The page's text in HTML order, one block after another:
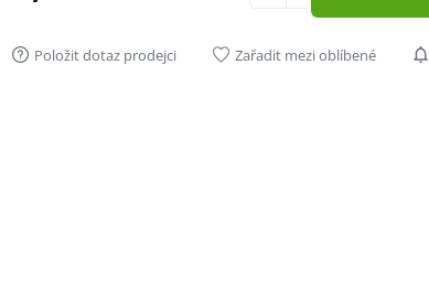
Položit dotaz prodejci Zařadit mezi oblíbené